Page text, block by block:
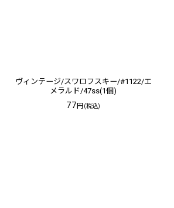
ヴィンテージ/スワロフスキー/#1122/エ
メラルド/47ss(1個)
77円(税込)